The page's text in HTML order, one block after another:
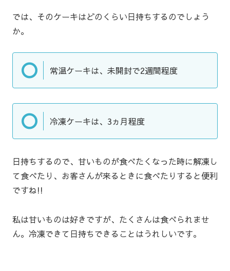
では、そのケーキはどのくらい日持ちするのでしょう
か。
常温ケーキは、未開封で2週間程度
冷凍ケーキは、3ヵ月程度
日持ちするので、甘いものが食べたくなった時に解凍し
て食べたり、お客さんが来るときに食べたりすると便利
ですね!!
私は甘いものは好きですが、たくさんは食べられませ
ん。冷凍できて日持ちできることはうれしいです。